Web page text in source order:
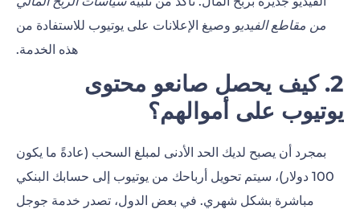
من مقاطع الفيديو وصيغ الإعلانات على يوتيوب للاستفادة من
هذه الخدمة.
2. كيف يحصل صانعو محتوى
يوتيوب على أموالهم؟
بمجرد أن يصبح لديك الحد الأدنى لمبلغ السحب (عادةً ما يكون
100 دولار)، سيتم تحويل أرباحك من يوتيوب إلى
حسابك البنكي
مباشرة بشكل شهري. في بعض الدول، تصدر خدمة جوجل